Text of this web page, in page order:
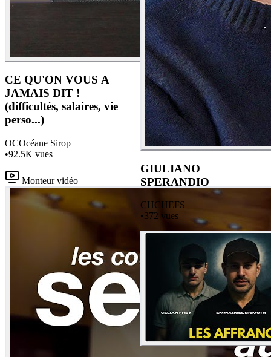
CE QU'ON VOUS A
JAMAIS DIT !
(difficultés, salaires, vie
perso...)
OCOcéane Sirop
•92.5K vues
Monteur vidéo
GIULIANO
SPERANDIO
CHCHEFS
•372 vues